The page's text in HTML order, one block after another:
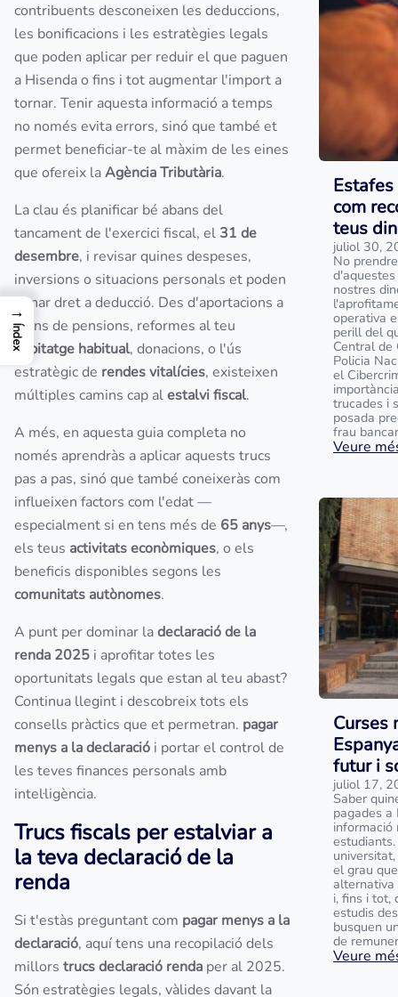
contribuents desconeixen les deduccions,
les bonificacions i les estratègies legals
que poden aplicar per reduir el que paguen
a Hisenda o fins i tot augmentar l'import a
tornar. Tenir aquesta informació a temps
no només evita errors, sinó que també et
permet beneficiar-te al màxim de les eines
que ofereix laAgència Tributària.
La clau és planificar bé abans del
tancament de l'exercici fiscal, el 31 de
desembre, i revisar quines despeses,
inversions o situacions personals et poden
donar dret a deducció. Des d'aportacions a
plans de pensions, reformes al teu
habitatge habitual, donacions, o l'ús
estratègic de rendes vitalícies, existeixen
múltiples camins cap alestalvi fiscal.
A més, en aquesta guia completa no
només aprendràs a aplicar aquests trucs
pas a pas, sinó que també coneixeràs com
influeixen factors com l'edat —
especialment si en tens més de 65 anys—,
els teus activitats econòmiques, o els
beneficis disponibles segons les
comunitats autònomes.
A punt per dominar ladeclaració de la
renda 2025 i aprofitar totes les
oportunitats legals que estan al teu abast?
Continua llegint i descobreix tots els
consells pràctics que et permetran. pagar
menys a la declaració i portar el control de
les teves finances personals amb
intel·ligència.
Trucs fiscals per estalviar a
la teva declaració de la
renda
Si t'estàs preguntant com pagar menys a la
declaració, aquí tens una recopilació dels
millors trucs declaració renda per al 2025.
Són estratègies legals, vàlides davant la
com
teus
juliol 30,
No
nostres
operativa
perill del
Central de
Policia
el
trucades i
posada
frau
Veure
Curses
futur i
juliol 17,
Saber
pagades a
el grau
i, fins i tot,
estudis
busquen
de
Veure
→
Índex